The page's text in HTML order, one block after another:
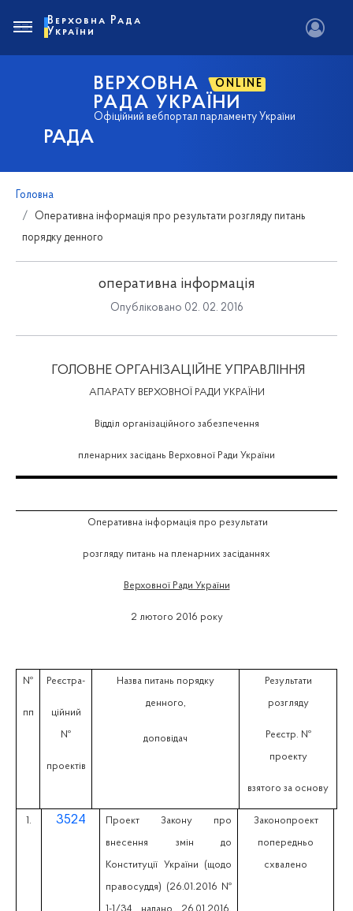
РАДА
ВЕРХОВНА ONLINE
РАДА УКРАЇНИ
Офіційний вебпортал парламенту України
Верховна Рада
України
Головна
Оперативна інформація про результати розгляду питань
порядку денного
оперативна інформація
Опубліковано 02. 02. 2016
ГОЛОВНЕ ОРГАНІЗАЦІЙНЕ УПРАВЛІННЯ
АПАРАТУ ВЕРХОВНОЇ РАДИ УКРАЇНИ
Відділ організаційного забезпечення
пленарних засідань Верховної Ради України
Оперативна інформація про результати
розгляду питань на пленарних засіданнях
Верховної Ради України
2 лютого 2016 року
№
пп
Реєстра-
ційний
№
проектів
Назва питань порядку
денного,
доповідач
Результати
розгляду
Реєстр. №
проекту
взятого за основу
1. 3524 Проект Закону про
внесення змін до
Конституції України (щодо
правосуддя) (26.01.2016 №
1-1/34 надано 26.01.2016,
Законопроект
попередньо
схвалено